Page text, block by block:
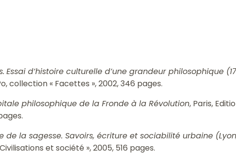
Essai d’histoire culturelle d’une grandeur philosophique
collection « Facettes », 2002, 346 pages.
philosophique de la Fronde à la Révolution, Paris,
de la sagesse. Savoirs, écriture et sociabilité urbaine
Civilisations et société », 2005, 516 pages.